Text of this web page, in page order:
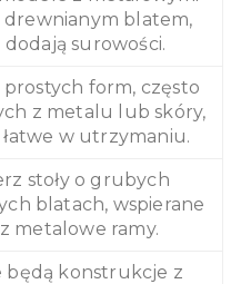
drewnianym blatem,
dodają surowości.
prostych form, często
z metalu lub skóry,
łatwe w utrzymaniu.
stoły o grubych
blatach, wspierane
metalowe ramy.
będą konstrukcje z